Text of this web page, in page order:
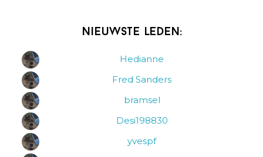
Nieuwste leden:
Hedianne
Fred Sanders
bramsel
Desi198830
yvespf